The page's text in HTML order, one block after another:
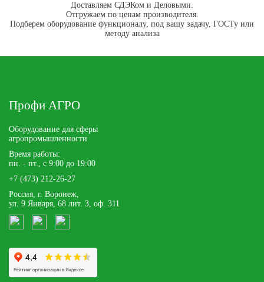
Доставляем СДЭКом и Деловыми.
Отгружаем по ценам производителя.
Подберем оборудование функционалу, под вашу задачу, ГОСТу или
методу анализа
Профи АГРО
Оборудование для сферы
агропромышленности
Время работы:
пн. - пт., с 9:00 до 19:00
+7 (473) 212-26-27
Россия, г. Воронеж,
ул. 9 Января, 68 лит. З, оф. 311